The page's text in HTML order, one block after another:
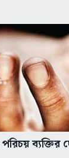
ব্যক্তির